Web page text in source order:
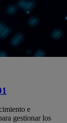
e
gestionar los